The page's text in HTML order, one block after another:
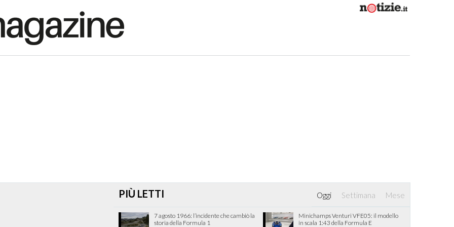
PIÙ LETTI Oggi Settimana Mese
7 agosto 1966: l’incidente che cambiò la
storia della Formula 1
Minichamps Venturi VFE05: il modello
in scala 1:43 della Formula E